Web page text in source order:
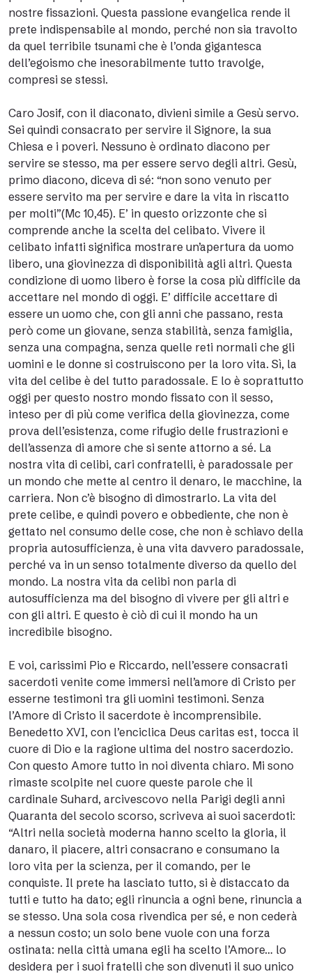
nostre fissazioni. Questa passione evangelica rende il
prete indispensabile al mondo, perché non sia travolto
da quel terribile tsunami che è l’onda gigantesca
dell’egoismo che inesorabilmente tutto travolge,
compresi se stessi.
Caro Josif, con il diaconato, divieni simile a Gesù servo.
Sei quindi consacrato per servire il Signore, la sua
Chiesa e i poveri. Nessuno è ordinato diacono per
servire se stesso, ma per essere servo degli altri. Gesù,
primo diacono, diceva di sé: “non sono venuto per
essere servito ma per servire e dare la vita in riscatto
per molti”(Mc 10,45). E’ in questo orizzonte che si
comprende anche la scelta del celibato. Vivere il
celibato infatti significa mostrare un’apertura da uomo
libero, una giovinezza di disponibilità agli altri. Questa
condizione di uomo libero è forse la cosa più difficile da
accettare nel mondo di oggi. E’ difficile accettare di
essere un uomo che, con gli anni che passano, resta
però come un giovane, senza stabilità, senza famiglia,
senza una compagna, senza quelle reti normali che gli
uomini e le donne si costruiscono per la loro vita. Sì, la
vita del celibe è del tutto paradossale. E lo è soprattutto
oggi per questo nostro mondo fissato con il sesso,
inteso per di più come verifica della giovinezza, come
prova dell’esistenza, come rifugio delle frustrazioni e
dell’assenza di amore che si sente attorno a sé. La
nostra vita di celibi, cari confratelli, è paradossale per
un mondo che mette al centro il denaro, le macchine, la
carriera. Non c’è bisogno di dimostrarlo. La vita del
prete celibe, e quindi povero e obbediente, che non è
gettato nel consumo delle cose, che non è schiavo della
propria autosufficienza, è una vita davvero paradossale,
perché va in un senso totalmente diverso da quello del
mondo. La nostra vita da celibi non parla di
autosufficienza ma del bisogno di vivere per gli altri e
con gli altri. E questo è ciò di cui il mondo ha un
incredibile bisogno.
E voi, carissimi Pio e Riccardo, nell’essere consacrati
sacerdoti venite come immersi nell’amore di Cristo per
esserne testimoni tra gli uomini testimoni. Senza
l’Amore di Cristo il sacerdote è incomprensibile.
Benedetto XVI, con l’enciclica Deus caritas est, tocca il
cuore di Dio e la ragione ultima del nostro sacerdozio.
Con questo Amore tutto in noi diventa chiaro. Mi sono
rimaste scolpite nel cuore queste parole che il
cardinale Suhard, arcivescovo nella Parigi degli anni
Quaranta del secolo scorso, scriveva ai suoi sacerdoti:
“Altri nella società moderna hanno scelto la gloria, il
danaro, il piacere, altri consacrano e consumano la
loro vita per la scienza, per il comando, per le
conquiste. Il prete ha lasciato tutto, si è distaccato da
tutti e tutto ha dato; egli rinuncia a ogni bene, rinuncia a
se stesso. Una sola cosa rivendica per sé, e non cederà
a nessun costo; un solo bene vuole con una forza
ostinata: nella città umana egli ha scelto l’Amore… lo
desidera per i suoi fratelli che son divenuti il suo unico